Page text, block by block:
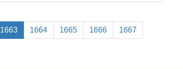
1663(current)
1664 1665 1666 1667